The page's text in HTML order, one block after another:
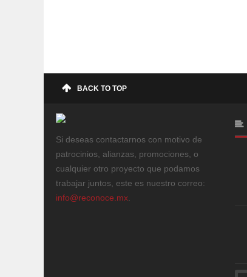
BACK TO TOP
Si deseas contactarnos con motivo de
patrocinios, alianzas, promociones, o
cualquier otro proyecto que podamos
trabajar juntos, este es nuestro correo:
info@reconoce.mx